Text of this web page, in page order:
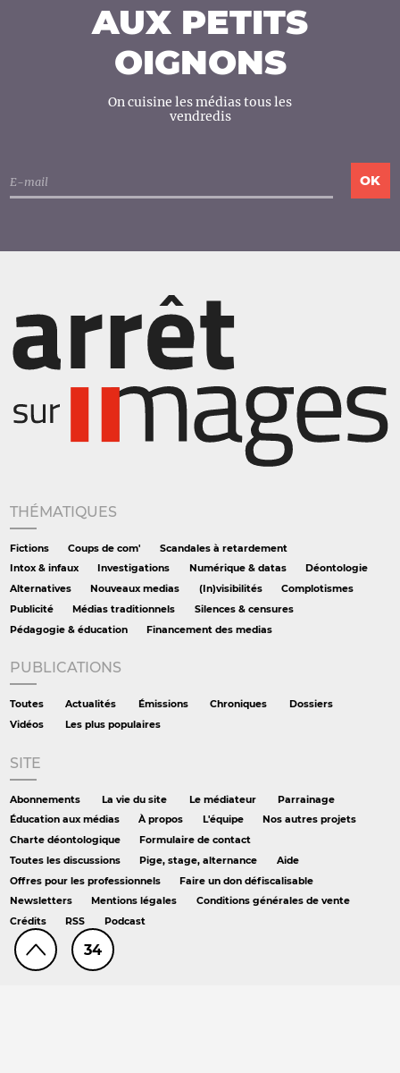
34
AUX PETITS
OIGNONS
On cuisine les médias tous les
vendredis
THÉMATIQUES
Fictions Coups de com'
Scandales à retardement
Intox & infaux
Investigations Numérique & datas
Déontologie
Alternatives
Nouveaux medias (In)visibilités
Complotismes
Publicité
Médias traditionnels
Silences & censures
Pédagogie & éducation
Financement des medias
PUBLICATIONS
Toutes Actualités Émissions Chroniques
Dossiers
Vidéos
Les plus populaires
SITE
Abonnements La vie du site Le médiateur
Parrainage
Éducation aux médias
À propos L'équipe
Nos autres projets
Charte déontologique
Formulaire de contact
Toutes les discussions
Pige, stage, alternance
Aide
Offres pour les professionnels
Faire un don défiscalisable
Newsletters
Mentions légales
Conditions générales de vente
Crédits
RSS Podcast